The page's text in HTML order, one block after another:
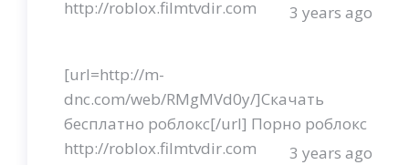
http://roblox.filmtvdir.com
3 years ago
[url=http://m-
dnc.com/web/RMgMVd0y/]Скачать
бесплатно роблокс[/url] Порно роблокс
http://roblox.filmtvdir.com
3 years ago